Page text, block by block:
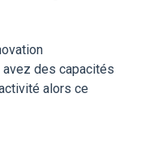
des capacités
alors ce